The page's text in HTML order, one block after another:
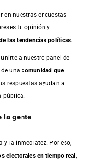
en nuestras encuestas
tu opinión y
las tendencias políticas.
a nuestro panel de
de unacomunidad que
respuestas ayudan a
pública.
la gente
y la inmediatez. Por eso,
electorales en tiempo real